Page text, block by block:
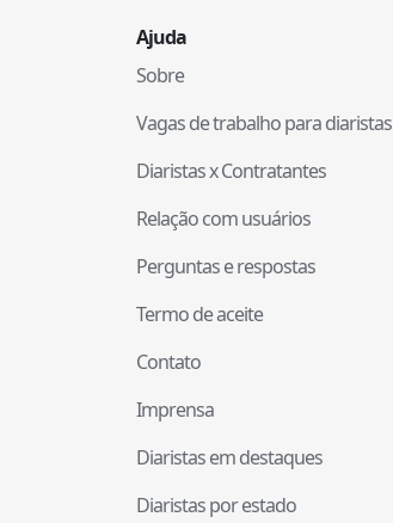
Ajuda
Sobre
Vagas de trabalho para diaristas
Diaristas x Contratantes
Relação com usuários
Perguntas e respostas
Termo de aceite
Contato
Imprensa
Diaristas em destaques
Diaristas por estado